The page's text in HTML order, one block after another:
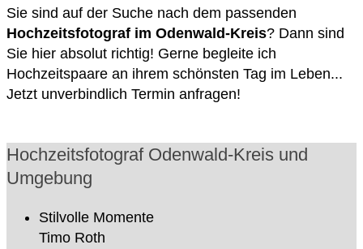
Sie sind auf der Suche nach dem passenden
Hochzeitsfotograf im Odenwald-Kreis? Dann sind
Sie hier absolut richtig! Gerne begleite ich
Hochzeitspaare an ihrem schönsten Tag im Leben...
Jetzt unverbindlich Termin anfragen!
Hochzeitsfotograf Odenwald-Kreis und
Umgebung
Stilvolle Momente
Timo Roth